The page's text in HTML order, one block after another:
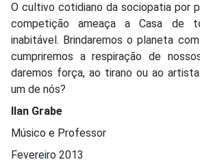
O cultivo cotidiano da sociopatia por
competição ameaça a Casa de
inabitável. Brindaremos o planeta
cumpriremos a respiração de
daremos força, ao tirano ou ao
um de nós?
Ilan Grabe
Músico e Professor
Fevereiro 2013